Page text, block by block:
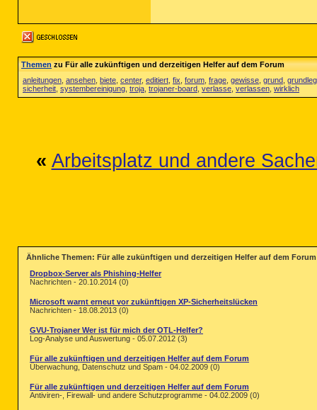
Themenzu Für alle zukünftigen und derzeitigen Helfer auf dem Forum
anleitungen ansehen biete center, editiert fix forum frage gewisse grund
sicherheit systembereinigung troja trojaner-board verlasse verlassen wirklich
« Arbeitsplatz und andere
Ähnliche Themen: Für alle zukünftigen und derzeitigen Helfer auf dem Forum
Dropbox-Server als Phishing-Helfer
Nachrichten - 20.10.2014 (0)
Microsoft warnt erneut vor zukünftigen XP-Sicherheitslücken
Nachrichten - 18.08.2013 (0)
GVU-Trojaner Wer ist für mich der OTL-Helfer?
Log-Analyse und Auswertung - 05.07.2012 (3)
Für alle zukünftigen und derzeitigen Helfer auf dem Forum
Überwachung, Datenschutz und Spam - 04.02.2009 (0)
Für alle zukünftigen und derzeitigen Helfer auf dem Forum
Antiviren-, Firewall- und andere Schutzprogramme - 04.02.2009 (0)